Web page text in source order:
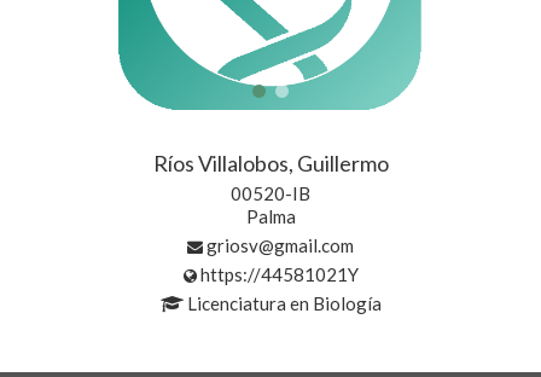
Ríos Villalobos, Guillermo
00520-IB
Palma
griosv@gmail.com
https://44581021Y
Licenciatura en Biología